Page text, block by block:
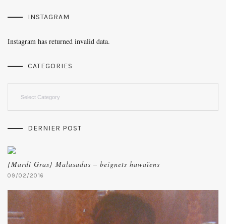
INSTAGRAM
Instagram has returned invalid data.
CATEGORIES
DERNIER POST
{Mardi Gras} Malasadas – beignets hawaïens
09/02/2016